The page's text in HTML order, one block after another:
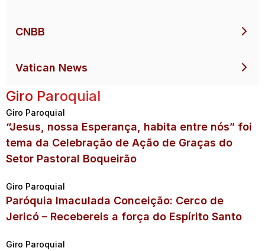
CNBB
Vatican News
Giro Paroquial
Giro Paroquial
“Jesus, nossa Esperança, habita entre nós” foi
tema da Celebração de Ação de Graças do
Setor Pastoral Boqueirão
Giro Paroquial
Paróquia Imaculada Conceição: Cerco de
Jericó – Recebereis a força do Espírito Santo
Giro Paroquial